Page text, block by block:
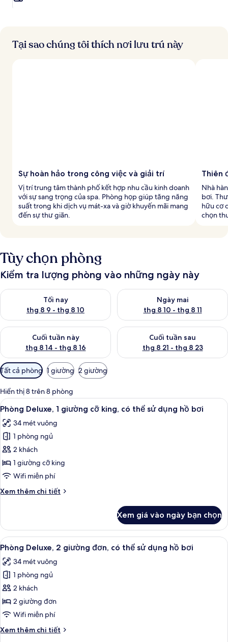
Tại sao chúng tôi thích nơi lưu trú này
Sự hoàn hảo trong công việc và giải trí
Vị trí trung tâm thành phố kết hợp nhu cầu kinh doanh
với sự sang trọng của spa. Phòng họp giúp tăng năng
suất trong khi dịch vụ mát-xa và giờ khuyến mãi mang
đến sự thư giãn.
Thiên
Nhà
bơi.
hữu cơ
chọn
Tùy chọn phòng
Kiểm tra lượng phòng vào những ngày này
Tối nay
thg 8 9 - thg 8 10
Kiểm tra lượng phòng tối nay từ thg 8 9 - thg 8 10
Ngày mai
thg 8 10 - thg 8 11
Kiểm tra lượng phòng ngày
Cuối tuần này
thg 8 14 - thg 8 16
Kiểm tra lượng phòng cuối tuần này từ thg 8 14 - thg 8 16
Cuối tuần sau
thg 8 21 - thg 8 23
Kiểm tra lượng phòng cuối
Bộ
lọc
có
thể
dùng
để
lọc
tìm
phòng
Tất cả phòng 1 giường 2 giường
Hiển thị 8 trên 8 phòng
Xem
tất
cả
ảnh
Phòng
Deluxe,
1
cỡ
thể
sử
dụng
hồ
bơi
Phòng Deluxe, 1 giường cỡ king,
8
Phòng Deluxe, 1 giường cỡ king, có thể sử dụng hồ bơi
34 mét vuông
1 phòng ngủ
2 khách
1 giường cỡ king
Wifi miễn phí
Xem thêm chi tiết
Chi
Phòng
Deluxe,
1
giường
cỡ
king,
thể
sử
dụng
hồ
bơi
Xem giá vào ngày bạn chọn
Xem
tất
cả
ảnh
Phòng
Deluxe,
2
đơn,
Phòng Deluxe, 2 giường đơn, có
8
Phòng Deluxe, 2 giường đơn, có thể sử dụng hồ bơi
34 mét vuông
1 phòng ngủ
2 khách
2 giường đơn
Wifi miễn phí
Xem thêm chi tiết
Chi